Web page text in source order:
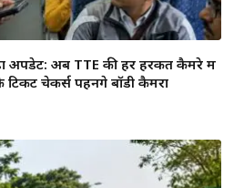
अपडेट: अब TTE की हर हरकत कैमरे में
टिकट चेकर्स पहनेंगे बॉडी कैमरा